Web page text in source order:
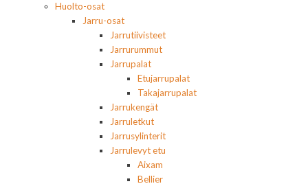
Huolto-osat
Jarru-osat
Jarrutiivisteet
Jarrurummut
Jarrupalat
Etujarrupalat
Takajarrupalat
Jarrukengät
Jarruletkut
Jarrusylinterit
Jarrulevyt etu
Aixam
Bellier